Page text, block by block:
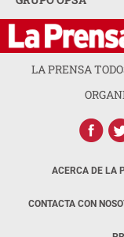
LA PRENSA
ACERCA DE LA
CONTACTA CON